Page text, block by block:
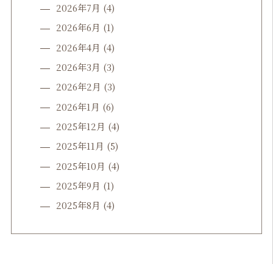
2026年7月 (4)
2026年6月 (1)
2026年4月 (4)
2026年3月 (3)
2026年2月 (3)
2026年1月 (6)
2025年12月 (4)
2025年11月 (5)
2025年10月 (4)
2025年9月 (1)
2025年8月 (4)